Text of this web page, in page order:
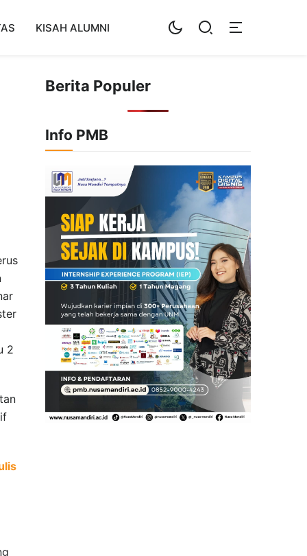
KISAH ALUMNI
2
Berita Populer
Info PMB